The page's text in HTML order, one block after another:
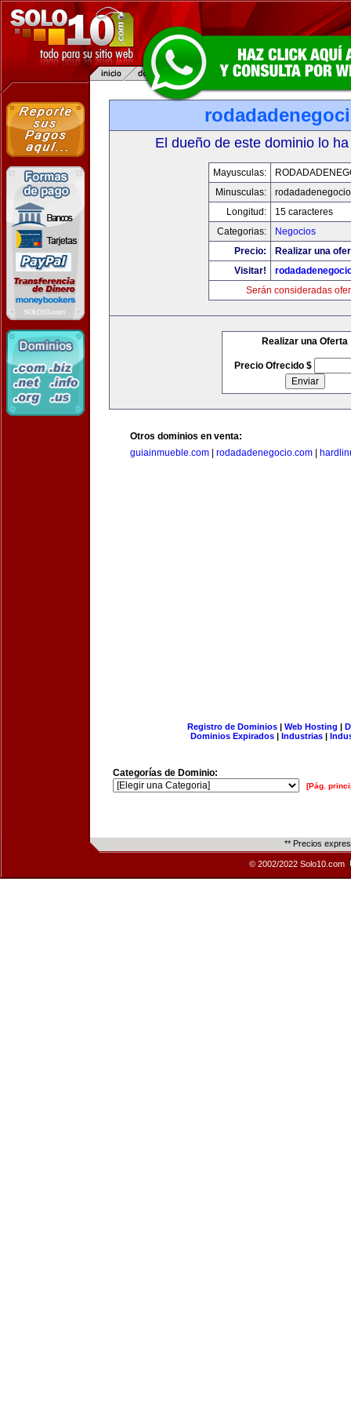
El dueño de este dominio lo
Mayusculas:
Minusculas:
Longitud:
15 caracteres
Categorias:
Negocios
Precio:
Realizar una
Visitar!
Serán consideradas
Realizar una Oferta
Precio Ofrecido $
Otros dominios en venta:
guiainmueble.com
rodadadenegocio.com
Registro de Dominios| Web Hosting |
Dominios Expirados | Industrias |
Categorías de Dominio:
[Pág.
** Precios
© 2002/2022 Solo10.com